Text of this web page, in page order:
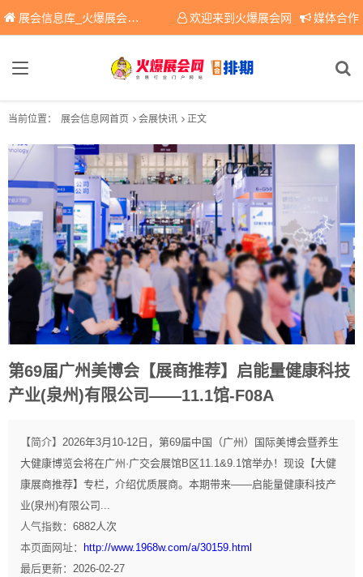
展会信息库_火爆展会网免费展会信息查询平台，提供专业会展服务！ 欢迎来到火爆展会网 媒体合作
当前位置： 展会信息网首页 会展快讯 正文
第69届广州美博会【展商推荐】启能量健康科技
产业(泉州)有限公司——11.1馆-F08A
【简介】 2026年3月10-12日，第69届中国（广州）国际美博会暨养生
大健康博览会将在广州·广交会展馆B区11.1&9.1馆举办！现设【大健
康展商推荐】专栏，介绍优质展商。本期带来——启能量健康科技产
业(泉州)有限公司...
人气指数： 6882人次
本页面网址：
http://www.1968w.com/a/30159.html
最后更新： 2026-02-27